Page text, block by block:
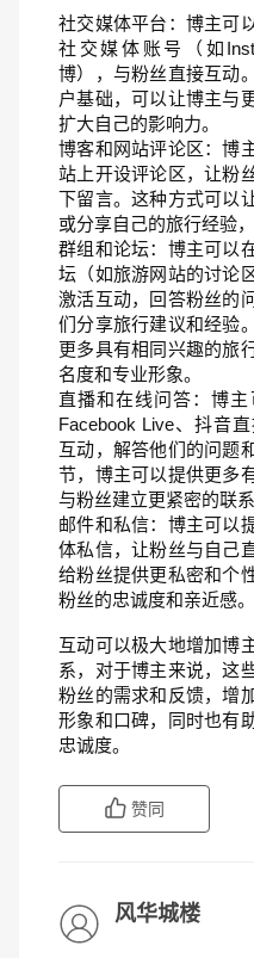
社交媒体平台：博主可
社交媒体账号（如
博），与粉丝直接互动
户基础，可以让博主与
扩大自己的影响力。
博客和网站评论区：博
站上开设评论区，让粉
下留言。这种方式可以
或分享自己的旅行经验
群组和论坛：博主可以
坛（如旅游网站的讨论
激活互动，回答粉丝的
们分享旅行建议和经验
更多具有相同兴趣的旅
名度和专业形象。
直播和在线问答：博
Facebook Live、抖音
互动，解答他们的问题
节，博主可以提供更多
与粉丝建立更紧密的联系
邮件和私信：博主可以
体私信，让粉丝与自己
给粉丝提供更私密和个
粉丝的忠诚度和亲近感。
互动可以极大地增加博
系，对于博主来说，这
粉丝的需求和反馈，增
形象和口碑，同时也有
忠诚度。
赞同
风华城楼